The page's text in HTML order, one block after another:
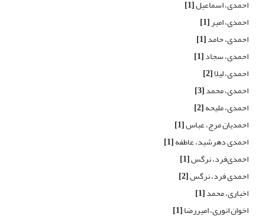
احمدی، اسماعیل[1]
احمدی، امیر[1]
احمدی، حامد[1]
احمدی، سجاد[1]
احمدی، لیلا[2]
احمدی، محمد[3]
احمدی، ملیحه[2]
احمدیان مرج، عباس[1]
احمدی دهرشید، عاطفه[1]
احمدی‌فرد، نرگس[1]
احمدی فرد، نرگس[2]
اخباری، محمد[1]
اخوان انوری، امیررضا[1]